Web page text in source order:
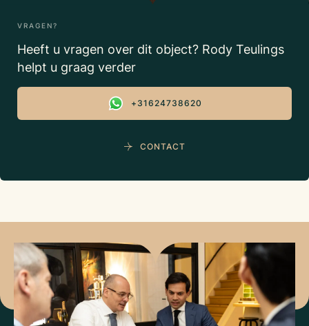
VRAGEN?
Heeft u vragen over dit object? Rody Teulings
helpt u graag verder
+31624738620
CONTACT